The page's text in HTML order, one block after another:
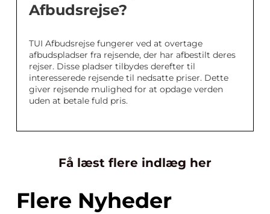
Afbudsrejse?
TUI Afbudsrejse fungerer ved at overtage
afbudspladser fra rejsende, der har afbestilt deres
rejser. Disse pladser tilbydes derefter til
interesserede rejsende til nedsatte priser. Dette
giver rejsende mulighed for at opdage verden
uden at betale fuld pris.
Få læst flere indlæg her
Flere Nyheder